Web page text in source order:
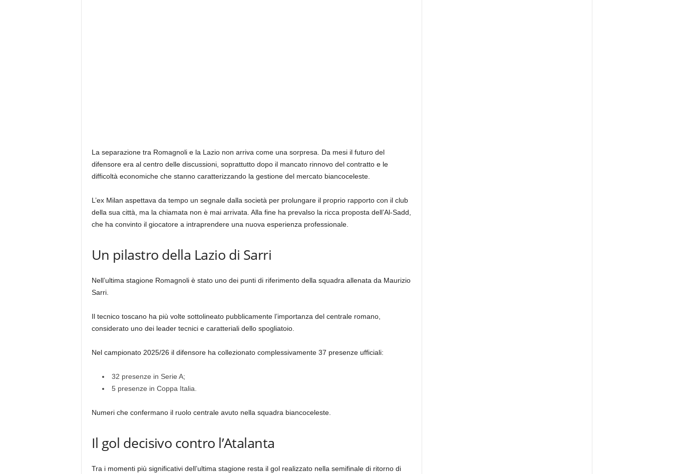
La separazione tra Romagnoli e la Lazio non arriva come una sorpresa. Da mesi il futuro del
difensore era al centro delle discussioni, soprattutto dopo il mancato rinnovo del contratto e le
difficoltà economiche che stanno caratterizzando la gestione del mercato biancoceleste.
L’ex Milan aspettava da tempo un segnale dalla società per prolungare il proprio rapporto con il club
della sua città, ma la chiamata non è mai arrivata. Alla fine ha prevalso la ricca proposta dell’Al-Sadd,
che ha convinto il giocatore a intraprendere una nuova esperienza professionale.
Un pilastro della Lazio di Sarri
Nell’ultima stagione Romagnoli è stato uno dei punti di riferimento della squadra allenata da Maurizio
Sarri.
Il tecnico toscano ha più volte sottolineato pubblicamente l’importanza del centrale romano,
considerato uno dei leader tecnici e caratteriali dello spogliatoio.
Nel campionato 2025/26 il difensore ha collezionato complessivamente 37 presenze ufficiali:
32 presenze in Serie A;
5 presenze in Coppa Italia.
Numeri che confermano il ruolo centrale avuto nella squadra biancoceleste.
Il gol decisivo contro l’Atalanta
Tra i momenti più significativi dell’ultima stagione resta il gol realizzato nella semifinale di ritorno di